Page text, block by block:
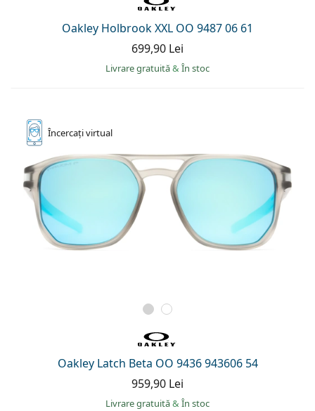
Oakley Holbrook XXL OO 9487 06 61
699,90 Lei
Livrare gratuită& În stoc
Încercațivirtual
Oakley Latch Beta OO 9436 943606 54
959,90 Lei
Livrare gratuită& În stoc